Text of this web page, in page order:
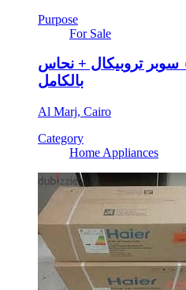
Purpose
For Sale
سوبر تروبيكال + نحاس
بالكامل
Al Marj, Cairo
Category
Home Appliances